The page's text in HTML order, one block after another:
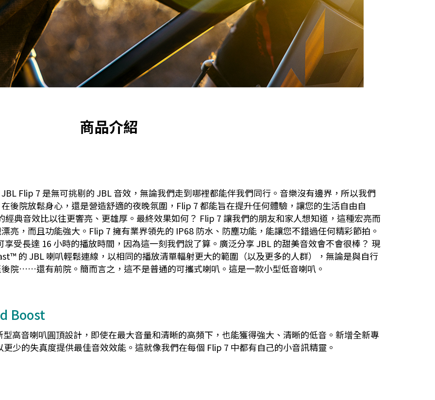
商品介紹
Flip 7 是無可挑剔的 JBL 音效，無論我們走到哪裡都能伴我們同行。音樂沒有邊界，所以我們
後院放鬆身心，還是營造舒適的夜晚氛圍，Flip 7 都能旨在提升任何體驗，讓您的生活自由自
典音效比以往更響亮、更雄厚。最終效果如何？ Flip 7 讓我們的朋友和家人想知道，這種宏亮而
亮，而且功能強大。Flip 7 擁有業界領先的 IP68 防水、防塵功能，能讓您不錯過任何精彩節拍。
受長達 16 小時的播放時間，因為這一刻我們說了算。廣泛分享 JBL 的甜美音效會不會很棒？ 現
的 JBL 喇叭輕鬆連線，以相同的播放清單輻射更大的範圍（以及更多的人群），無論是與自行
院……還有前院。簡而言之，這不是普通的可攜式喇叭。這是一款小型低音喇叭。
Boost
高音喇叭圓頂設計，即使在最大音量和清晰的高頻下，也能獲得強大、清晰的低音。新增全新專
少的失真度提供最佳音效效能。這就像我們在每個 Flip 7 中都有自己的小音訊精靈。